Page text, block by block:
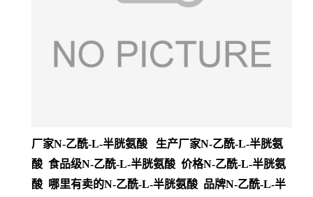
厂家N-乙酰-L-半胱氨酸 生产厂家N-乙酰-L-半胱氨
酸 食品级N-乙酰-L-半胱氨酸 价格N-乙酰-L-半胱氨
酸 哪里有卖的N-乙酰-L-半胱氨酸 品牌N-乙酰-L-半